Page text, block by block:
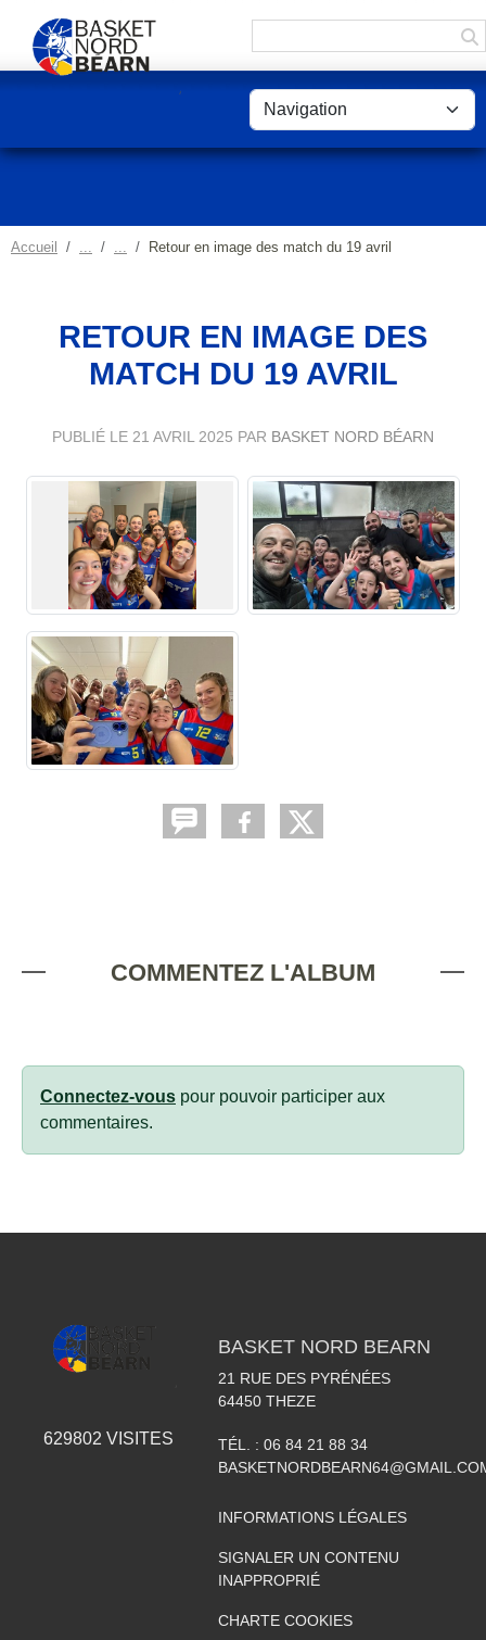
Accueil Retour en image des match du 19 avril
RETOUR EN IMAGE DES
MATCH DU 19 AVRIL
PUBLIÉ LE 21 AVRIL 2025 PAR BASKET NORD BÉARN
COMMENTEZ L'ALBUM
Connectez-vous pour pouvoir participer aux
commentaires.
629802 VISITES
BASKET NORD BEARN
21 RUE DES PYRÉNÉES
64450 THEZE
TÉL. : 06 84 21 88 34
INFORMATIONS LÉGALES
SIGNALER UN CONTENU
INAPPROPRIÉ
CHARTE COOKIES